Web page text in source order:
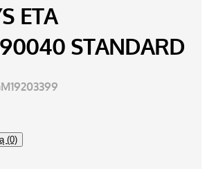
ETA
STANDARD
(0)